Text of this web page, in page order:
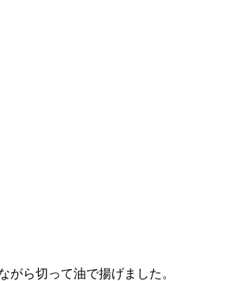
ら切って油で揚げました。